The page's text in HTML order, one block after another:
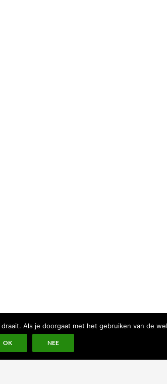
Als je doorgaat met het gebruiken van de
OK NEE